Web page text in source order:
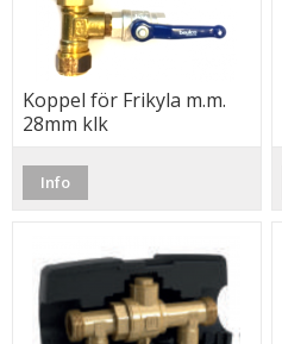
Koppel för Frikyla m.m.
28mm klk
Info